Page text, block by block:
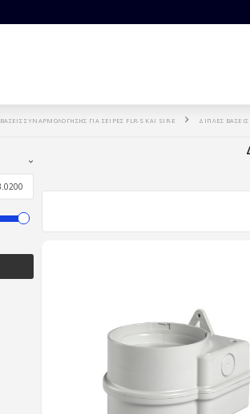
ΒΑΣΕΙΣ ΣΥΝΑΡΜΟΛΟΓΗΣΗΣ ΓΙΑ ΣΕΙΡΕΣ FLR-S ΚΑΙ SIR-E ΔΙΠΛΕΣ